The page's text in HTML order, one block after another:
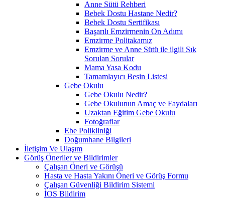
Anne Sütü Rehberi
Bebek Dostu Hastane Nedir?
Bebek Dostu Sertifikası
Başarılı Emzirmenin On Adımı
Emzirme Politakamız
Emzirme ve Anne Sütü ile ilgili Sık
Sorulan Sorular
Mama Yasa Kodu
Tamamlayıcı Besin Listesi
Gebe Okulu
Gebe Okulu Nedir?
Gebe Okulunun Amaç ve Faydaları
Uzaktan Eğitim Gebe Okulu
Fotoğraflar
Ebe Polikliniği
Doğumhane Bilgileri
İletişim Ve Ulaşım
Görüş Öneriler ve Bildirimler
Çalışan Öneri ve Görüşü
Hasta ve Hasta Yakını Öneri ve Görüş Formu
Çalışan Güvenliği Bildirim Sistemi
İOS Bildirim